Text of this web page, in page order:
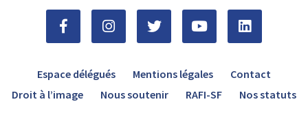
Espace délégués Mentions légales
Contact
Droit à l’image
Nous soutenir RAFI-SF Nos statuts